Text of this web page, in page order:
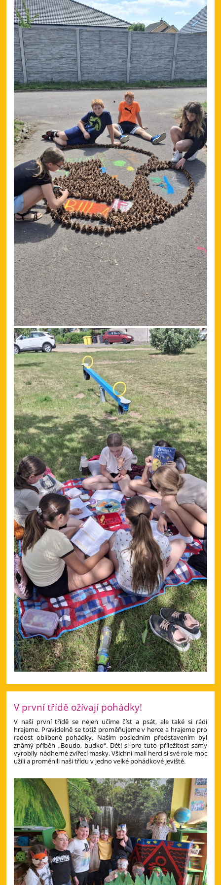
V první třídě ožívají pohádky!
V naší první třídě se nejen učíme číst a psát, ale také si rádi
hrajeme. Pravidelně se totiž proměňujeme v herce a hrajeme pro
radost oblíbené pohádky. Naším posledním představením byl
známý příběh „Boudo, budko“. Děti si pro tuto příležitost samy
vyrobily nádherné zvířecí masky. Všichni malí herci si své role moc
užili a proměnili naši třídu v jedno velké pohádkové jeviště.